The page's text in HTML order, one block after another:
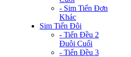
- Sim Tiến Đơn
Khác
Sim Tiến Đôi
- Tiến Đều 2
Đuôi Cuối
- Tiến Đều 3